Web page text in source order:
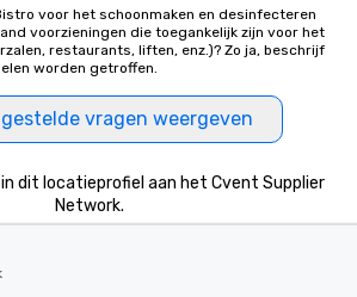
voor het schoonmaken en desinfecteren
voorzieningen die toegankelijk zijn voor het
restaurants, liften, enz.)? Zo ja, beschrijf
worden getroffen.
vragen weergeven
in dit locatieprofiel aan het Cvent Supplier
Network.